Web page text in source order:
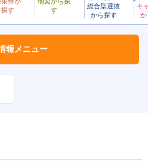
探す
す
総合型選抜
から探す
キ
か
お気に入り
報 メニュー